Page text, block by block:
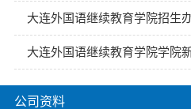
公司资料
大连外国语继续教育学院招生
大连外国语继续教育学院学院